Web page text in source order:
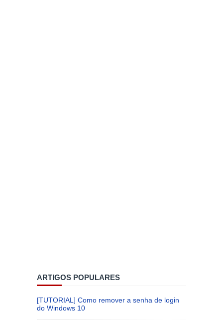
ARTIGOS POPULARES
[TUTORIAL] Como remover a senha de login
do Windows 10